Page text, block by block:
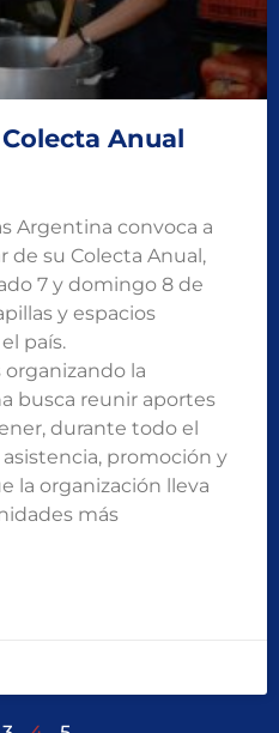
Anual
Argentina convoca a
de su Colecta Anual,
7 y domingo 8 de
y espacios
país.
organizando la
busca reunir aportes
durante todo el
promoción y
la organización lleva
más